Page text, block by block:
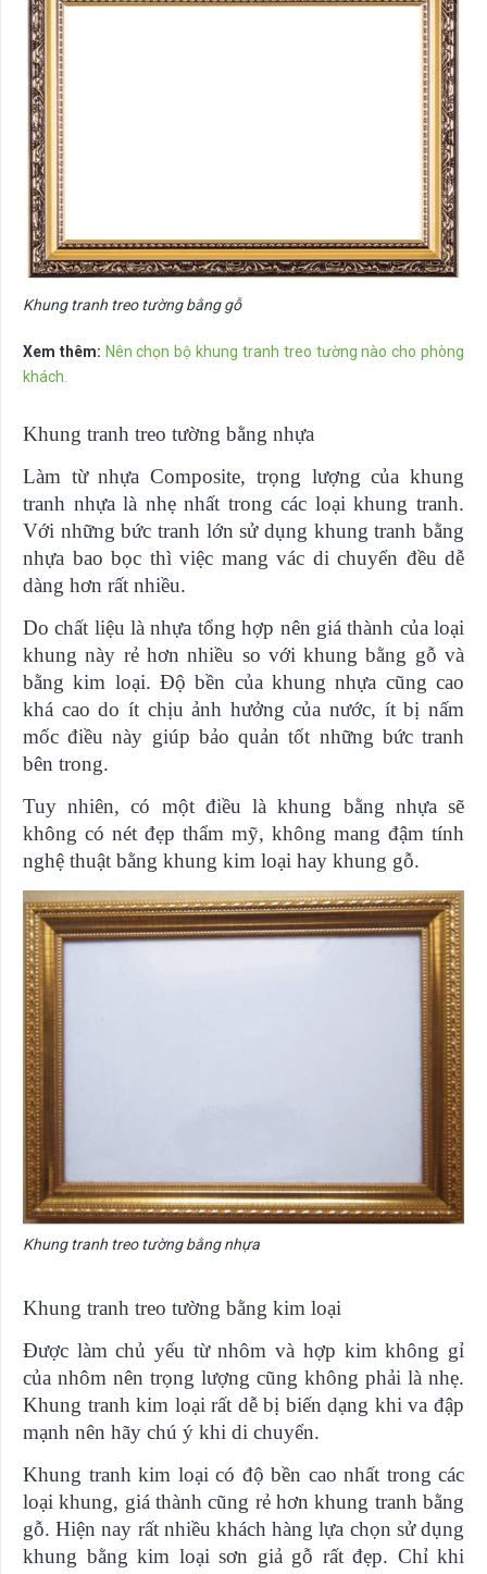
Khung tranh treo tường bằng gỗ
Xem thêm: Nên chọn bộ khung tranh treo tường nào cho phòng
khách.
Khung tranh treo tường bằng nhựa
Làm từ nhựa Composite, trọng lượng của khung
tranh nhựa là nhẹ nhất trong các loại khung tranh.
Với những bức tranh lớn sử dụng khung tranh bằng
nhựa bao bọc thì việc mang vác di chuyển đều dễ
dàng hơn rất nhiều.
Do chất liệu là nhựa tổng hợp nên giá thành của loại
khung này rẻ hơn nhiều so với khung bằng gỗ và
bằng kim loại. Độ bền của khung nhựa cũng cao
khá cao do ít chịu ảnh hưởng của nước, ít bị nấm
mốc điều này giúp bảo quản tốt những bức tranh
bên trong.
Tuy nhiên, có một điều là khung bằng nhựa sẽ
không có nét đẹp thẩm mỹ, không mang đậm tính
nghệ thuật bằng khung kim loại hay khung gỗ.
Khung tranh treo tường bằng nhựa
Khung tranh treo tường bằng kim loại
Được làm chủ yếu từ nhôm và hợp kim không gỉ
của nhôm nên trọng lượng cũng không phải là nhẹ.
Khung tranh kim loại rất dễ bị biến dạng khi va đập
mạnh nên hãy chú ý khi di chuyển.
Khung tranh kim loại có độ bền cao nhất trong các
loại khung, giá thành cũng rẻ hơn khung tranh bằng
gỗ. Hiện nay rất nhiều khách hàng lựa chọn sử dụng
khung bằng kim loại sơn giả gỗ rất đẹp. Chỉ khi